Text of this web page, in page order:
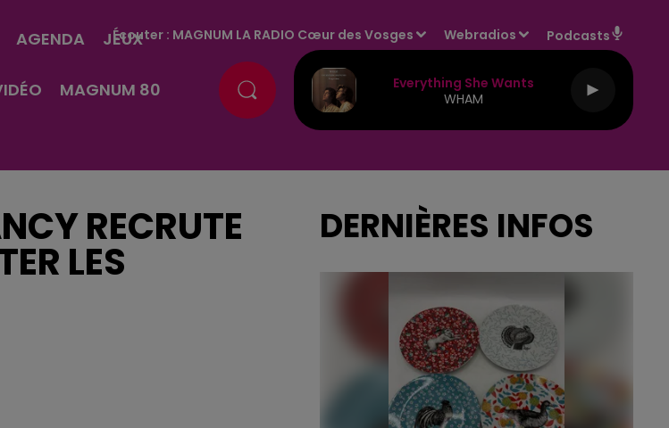
AGENDA JEUX
MAGNUM 80
Écouter : MAGNUM LA RADIO Cœur des Vosges Webradios Podcasts
Everything She Wants
WHAM
RECRUTE
LES
DERNIÈRES INFOS